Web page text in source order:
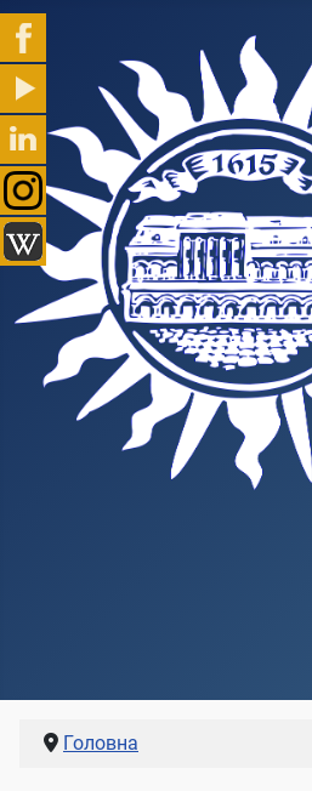
Головна